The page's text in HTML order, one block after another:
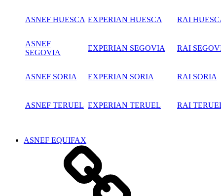
ASNEF HUESCA EXPERIAN HUESCA RAI
ASNEF
SEGOVIA
EXPERIAN SEGOVIA RAI
ASNEF SORIA EXPERIAN SORIA RAI SORIA
ASNEF TERUEL EXPERIAN TERUEL RAI
ASNEF EQUIFAX